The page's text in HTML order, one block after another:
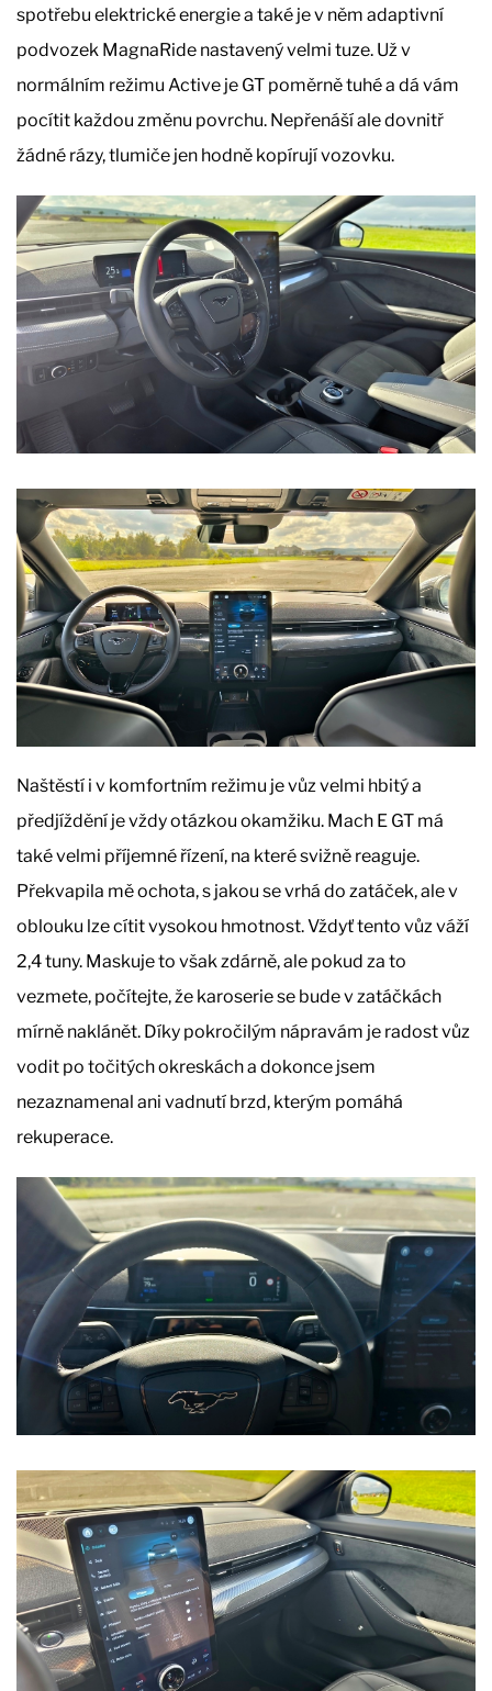
spotřebu elektrické energie a také je v něm adaptivní
podvozek MagnaRide nastavený velmi tuze. Už v
normálním režimu Active je GT poměrně tuhé a dá vám
pocítit každou změnu povrchu. Nepřenáší ale dovnitř
žádné rázy, tlumiče jen hodně kopírují vozovku.
Naštěstí i v komfortním režimu je vůz velmi hbitý a
předjíždění je vždy otázkou okamžiku. Mach E GT má
také velmi příjemné řízení, na které svižně reaguje.
Překvapila mě ochota, s jakou se vrhá do zatáček, ale v
oblouku lze cítit vysokou hmotnost. Vždyť tento vůz váží
2,4 tuny. Maskuje to však zdárně, ale pokud za to
vezmete, počítejte, že karoserie se bude v zatáčkách
mírně naklánět. Díky pokročilým nápravám je radost vůz
vodit po točitých okreskách a dokonce jsem
nezaznamenal ani vadnutí brzd, kterým pomáhá
rekuperace.